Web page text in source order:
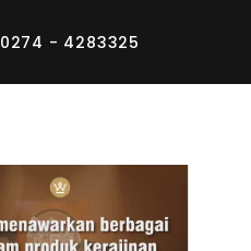
0274 - 4283325